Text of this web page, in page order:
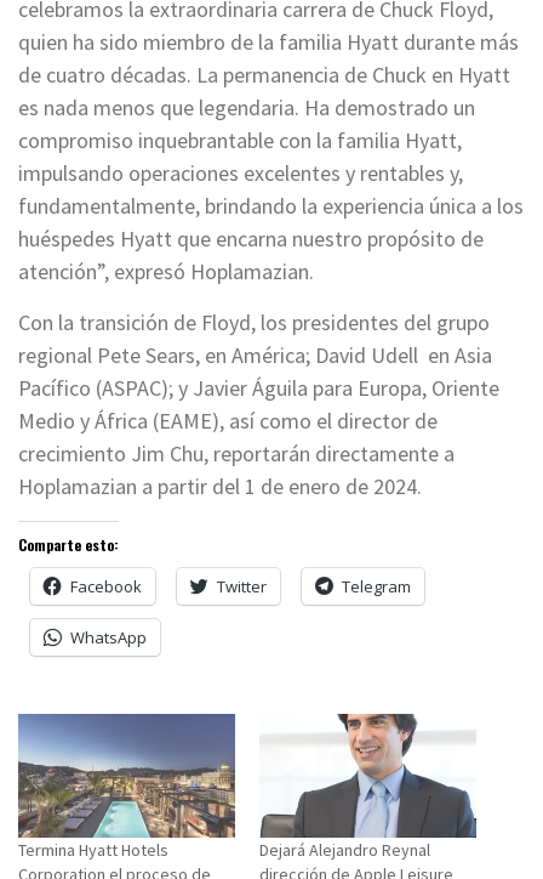
celebramos la extraordinaria carrera de Chuck Floyd,
quien ha sido miembro de la familia Hyatt durante más
de cuatro décadas. La permanencia de Chuck en Hyatt
es nada menos que legendaria. Ha demostrado un
compromiso inquebrantable con la familia Hyatt,
impulsando operaciones excelentes y rentables y,
fundamentalmente, brindando la experiencia única a los
huéspedes Hyatt que encarna nuestro propósito de
atención”, expresó Hoplamazian.
Con la transición de Floyd, los presidentes del grupo
regional Pete Sears, en América; David Udell en Asia
Pacífico (ASPAC); y Javier Águila para Europa, Oriente
Medio y África (EAME), así como el director de
crecimiento Jim Chu, reportarán directamente a
Hoplamazian a partir del 1 de enero de 2024.
Comparte esto:
Facebook Twitter Telegram
WhatsApp
Termina Hyatt Hotels
Corporation el proceso de
Dejará Alejandro Reynal
dirección de Apple Leisure